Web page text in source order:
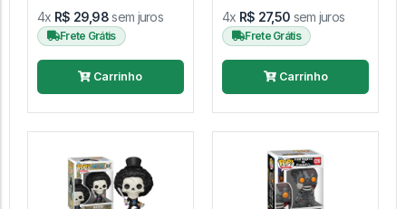
4x R$ 29,98sem juros
Frete Grátis
Carrinho
4x R$ 27,50 sem juros
Frete Grátis
Carrinho